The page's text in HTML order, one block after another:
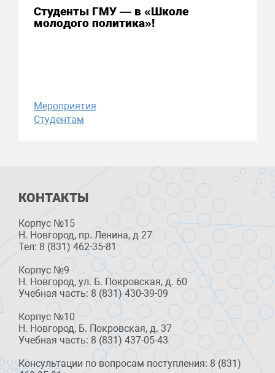
Студенты ГМУ — в «Школе
молодого политика»!
Мероприятия
Студентам
КОНТАКТЫ
Корпус №15
Н. Новгород, пр. Ленина, д 27
Тел: 8 (831) 462-35-81
Корпус №9
Н. Новгород, ул. Б. Покровская, д. 60
Учебная часть: 8 (831) 430-39-09
Корпус №10
Н. Новгород, Б. Покровская, д. 37
Учебная часть: 8 (831) 437-05-43
Консультации по вопросам поступления: 8 (831)